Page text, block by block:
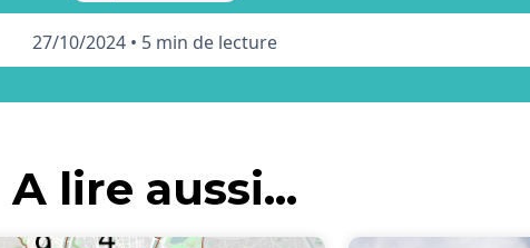
27/10/2024 • 5 min de lecture
A lire aussi...